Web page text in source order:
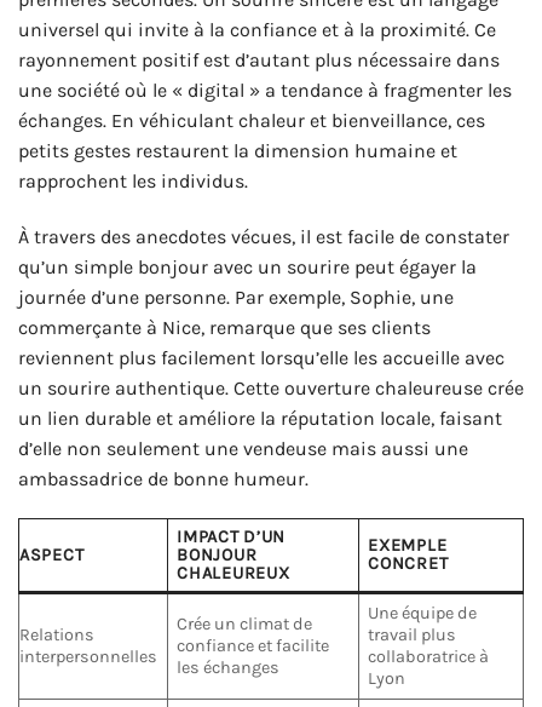
universel qui invite à la confiance et à la proximité. Ce
rayonnement positif est d’autant plus nécessaire dans
une société où le « digital » a tendance à fragmenter les
échanges. En véhiculant chaleur et bienveillance, ces
petits gestes restaurent la dimension humaine et
rapprochent les individus.
À travers des anecdotes vécues, il est facile de constater
qu’un simple bonjour avec un sourire peut égayer la
journée d’une personne. Par exemple, Sophie, une
commerçante à Nice, remarque que ses clients
reviennent plus facilement lorsqu’elle les accueille avec
un sourire authentique. Cette ouverture chaleureuse crée
un lien durable et améliore la réputation locale, faisant
d’elle non seulement une vendeuse mais aussi une
ambassadrice de bonne humeur.
ASPECT
IMPACT D’UN
BONJOUR
CHALEUREUX
EXEMPLE
CONCRET
Relations
interpersonnelles
Crée un climat de
confiance et facilite
les échanges
Une équipe de
travail plus
collaboratrice à
Lyon